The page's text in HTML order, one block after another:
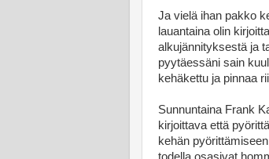
Ja vielä ihan pakko
lauantaina olin
alkujännityksestä ja
pyytäessäni sain
kehäkettu ja pinnaa
Sunnuntaina Frank
kirjoittava että
kehän